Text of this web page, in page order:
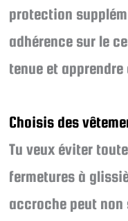
protection
adhérence sur le
tenue et
Choisis des
Tu veux éviter
fermetures à
accroche peut